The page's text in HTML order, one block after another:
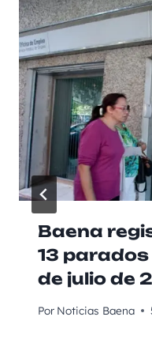
Baena
13 parados
de julio de
Por Noticias Baena